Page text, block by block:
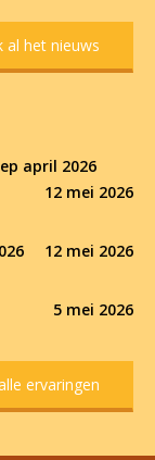
al het nieuws
april 2026
12 mei 2026
12 mei 2026
5 mei 2026
ervaringen